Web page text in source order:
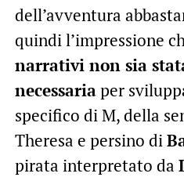
dell’avventura
quindi l’impressione
narrativi non sia
necessariaper
specifico di M, della
Theresa e persino di
pirata interpretato da